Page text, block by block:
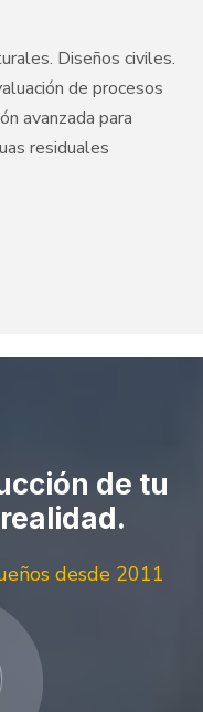
Diseños civiles.
de procesos
avanzada para
residuales
de tu
desde 2011